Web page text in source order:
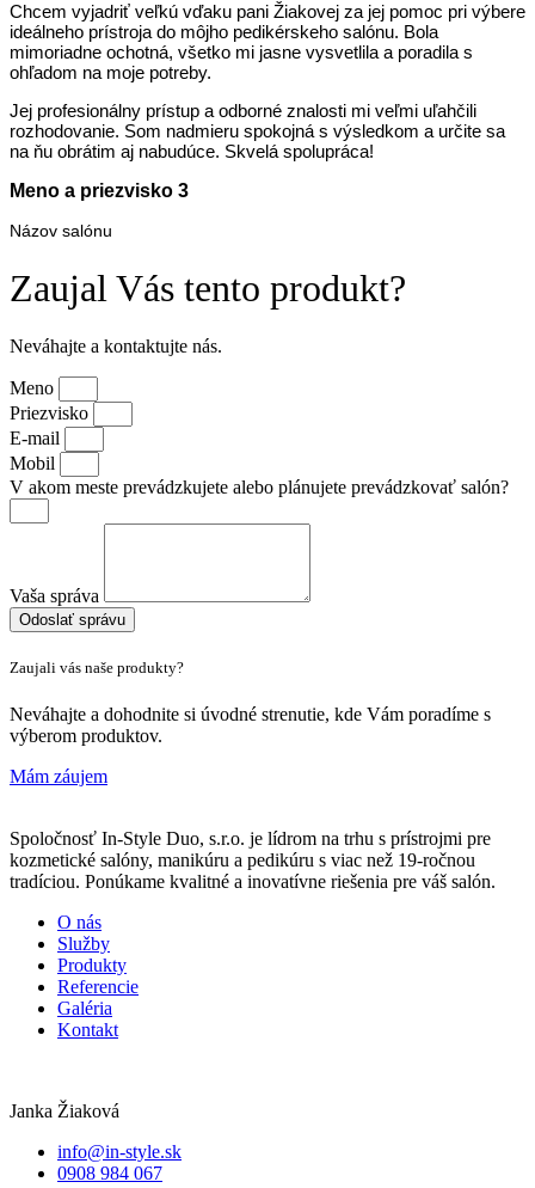
Chcem vyjadriť veľkú vďaku pani Žiakovej za jej pomoc pri výbere
ideálneho prístroja do môjho pedikérskeho salónu. Bola
mimoriadne ochotná, všetko mi jasne vysvetlila a poradila s
ohľadom na moje potreby.
Jej profesionálny prístup a odborné znalosti mi veľmi uľahčili
rozhodovanie. Som nadmieru spokojná s výsledkom a určite sa
na ňu obrátim aj nabudúce. Skvelá spolupráca!
Meno a priezvisko 3
Názov salónu
Zaujal Vás tento produkt?
Neváhajte a kontaktujte nás.
Meno
Priezvisko
E-mail
Mobil
V akom meste prevádzkujete alebo plánujete prevádzkovať salón?
Vaša správa
Odoslať správu
Zaujali vás naše produkty?
Neváhajte a dohodnite si úvodné strenutie, kde Vám poradíme s
výberom produktov.
Mám záujem
Spoločnosť In-Style Duo, s.r.o. je lídrom na trhu s prístrojmi pre
kozmetické salóny, manikúru a pedikúru s viac než 19-ročnou
tradíciou. Ponúkame kvalitné a inovatívne riešenia pre váš salón.
O nás
Služby
Produkty
Referencie
Galéria
Kontakt
Janka Žiaková
info@in-style.sk
0908 984 067